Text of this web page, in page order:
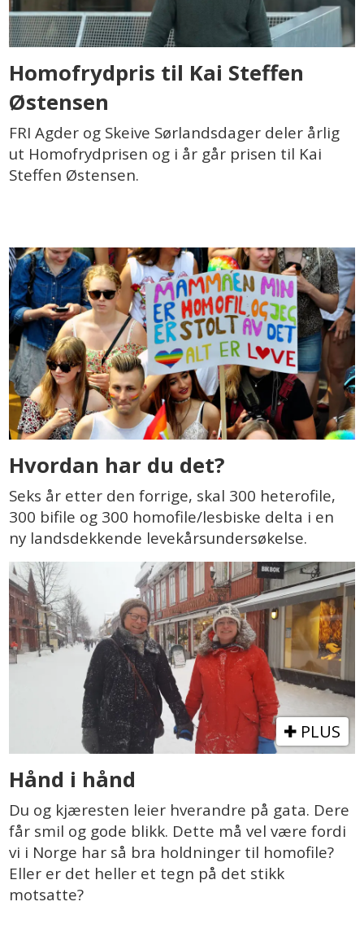
Homofrydpris til Kai Steffen
Østensen
FRI Agder og Skeive Sørlandsdager deler årlig
ut Homofrydprisen og i år går prisen til Kai
Steffen Østensen.
Hvordan har du det?
Seks år etter den forrige, skal 300 heterofile,
300 bifile og 300 homofile/lesbiske delta i en
ny landsdekkende levekårsundersøkelse.
PLUS
Hånd i hånd
Du og kjæresten leier hverandre på gata. Dere
får smil og gode blikk. Dette må vel være fordi
vi i Norge har så bra holdninger til homofile?
Eller er det heller et tegn på det stikk
motsatte?